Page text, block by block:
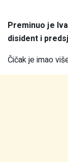
Preminuo je
disident i
Čičak je imao